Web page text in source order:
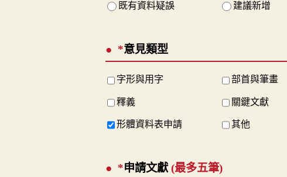
既有資料疑誤 建議新增
*意見類型
字形與用字 部首與筆畫
釋義 關鍵文獻
形體資料表申請 其他
*申請文獻 (最多五筆)